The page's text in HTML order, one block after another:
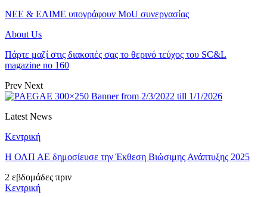
ΝΕΕ & ΕΛΙΜΕ υπογράφουν MoU συνεργασίας
About Us
Πάρτε μαζί στις διακοπές σας το θερινό τεύχος του SC&L
magazine no 160
Prev Next
Latest News
Κεντρική
Η ΟΛΠ ΑΕ δημοσίευσε την Έκθεση Βιώσιμης Ανάπτυξης 2025
2 εβδομάδες πριν
Κεντρική